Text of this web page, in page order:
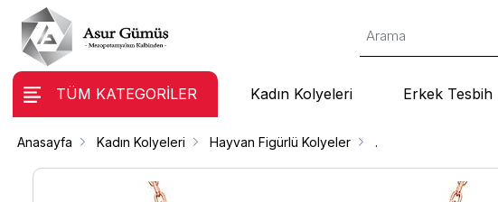
TÜM KATEGORİLER Kadın Kolyeleri Erkek Tesbih
Anasayfa Kadın Kolyeleri Hayvan Figürlü Kolyeler .